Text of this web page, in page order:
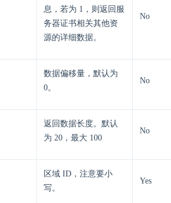
息，若为 1，则返回服
务器证书相关其他资
源的详细数据。
No
数据偏移量，默认为
0。
No
返回数据长度。默认
为 20，最大 100
No
区域 ID，注意要小
写。
Yes